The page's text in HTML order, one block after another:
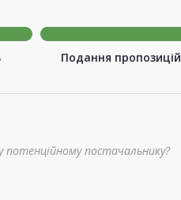
Подання пропозицій
постачальнику?